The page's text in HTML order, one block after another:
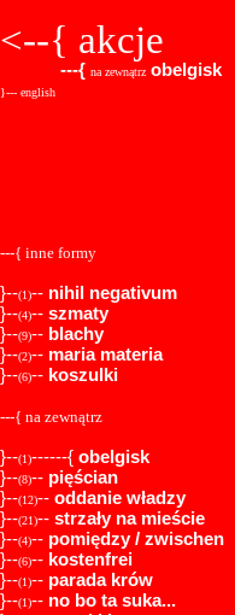
<--{ akcje
---{ na zewnątrz obelgisk
}--- english
---{ inne formy
}--(1)-- nihil negativum
}--(4)-- szmaty
}--(9)-- blachy
}--(2)-- maria materia
}--(6)-- koszulki
---{ na zewnątrz
}--(1)------{ obelgisk
}--(8)-- pięścian
}--(12)-- oddanie władzy
}--(21)-- strzały na mieście
}--(4)-- pomiędzy / zwischen
}--(6)-- kostenfrei
}--(1)-- parada krów
}--(1)-- no bo ta suka...